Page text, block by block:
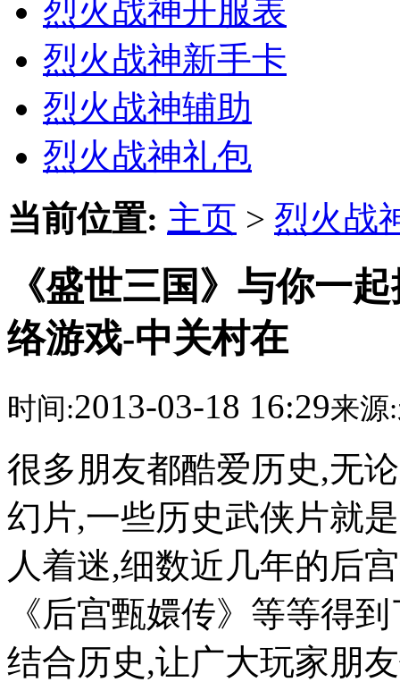
烈火战神开服表
烈火战神新手卡
烈火战神辅助
烈火战神礼包
当前位置: 主页 > 烈火战
《盛世三国》与你一
络游戏-中关村在
时间:2013-03-18 16:29来源:
很多朋友都酷爱历史,无
幻片,一些历史武侠片就
人着迷,细数近几年的后
《后宫甄嬛传》等等得
结合历史,让广大玩家朋